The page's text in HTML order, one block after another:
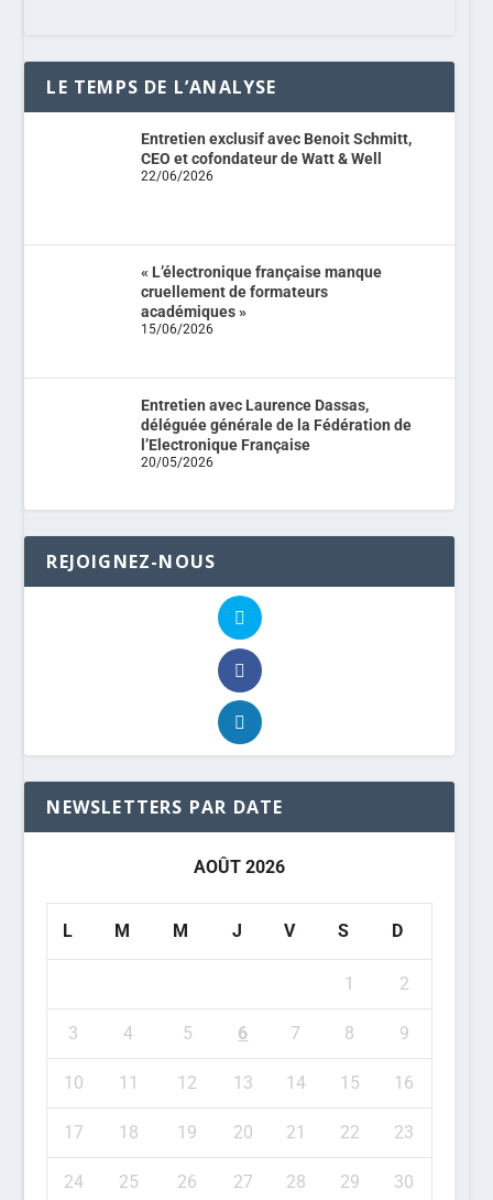
LE TEMPS DE L’ANALYSE
Entretien exclusif avec Benoit Schmitt,
CEO et cofondateur de Watt & Well
22/06/2026
« L’électronique française manque
cruellement de formateurs
académiques »
15/06/2026
Entretien avec Laurence Dassas,
déléguée générale de la Fédération de
l’Electronique Française
20/05/2026
REJOIGNEZ-NOUS
NEWSLETTERS PAR DATE
AOÛT 2026
L M M J V S D
1 2
3 4 5 6 7 8 9
10 11 12 13 14 15 16
17 18 19 20 21 22 23
24 25 26 27 28 29 30